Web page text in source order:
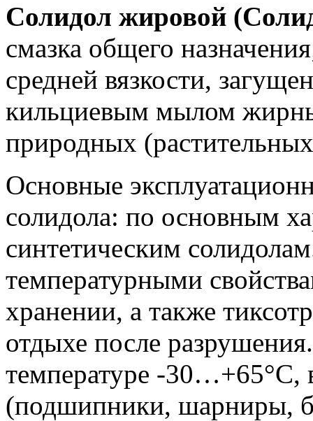
Солидол жировой
смазка общего
средней вязкости,
кильциевым мылом
природных
Основные
солидола: по основным
синтетическим
температурными
хранении, а также
отдыхе после
температуре -
(подшипники, шарниры,